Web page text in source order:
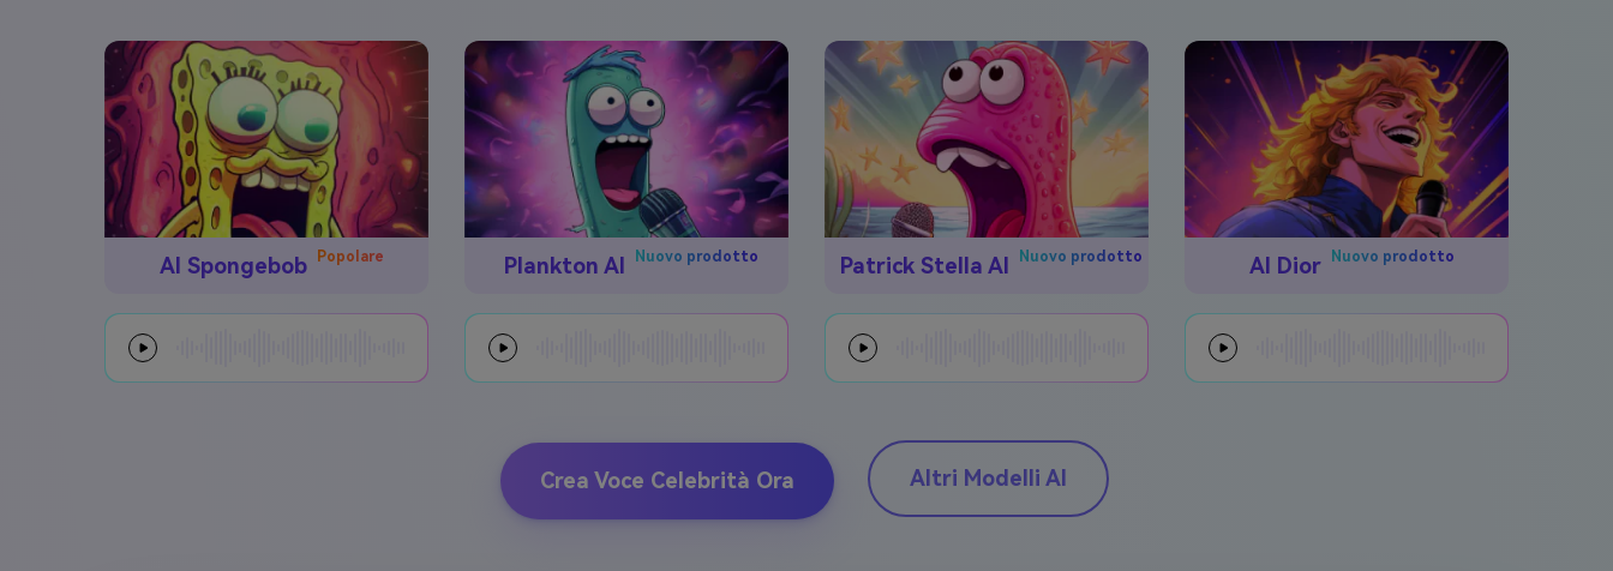
AI Spongebob Popolare Plankton AI Nuovo prodotto Patrick Stella AI Nuovo prodotto AI Dior Nuovo prodotto
Crea Voce Celebrità Ora Altri Modelli AI